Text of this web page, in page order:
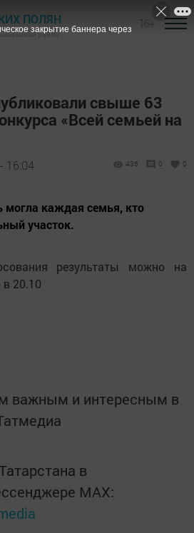
ПОЛЯН
район
свыше 63
«Всей семьей на
16:04 436 0 0
могла каждая семья, кто
участок.
результаты можно на
20.10
важным и интересным в
в
MАХ:
закрытие баннера через